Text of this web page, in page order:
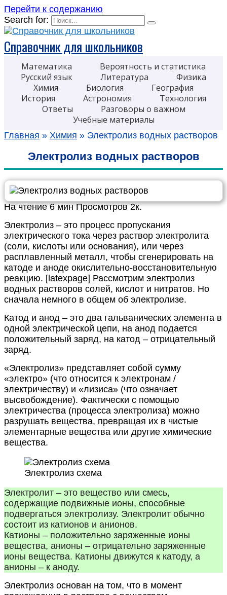
Перейти к содержанию
Search for:
Справочник для школьников
Математика
Вероятность и статистика
Русский язык
Литература
Физика
Химия
Биология
География
История
Астрономия
Технология
Ответы
Разговоры о важном
Учебные материалы
Главная » Химия » Электролиз водных растворов
Электролиз водных растворов
На чтение6 мин Просмотров 2к.
Электролиз – это процесс пропускания
электрического тока через раствор электролита
(соли, кислоты или основания), или через
расплавленный металл, чтобы сгенерировать на
катоде и аноде окислительно-восстановительную
реакцию. [latexpage] Рассмотрим электролиз
водных растворов солей, кислот и нитратов. Но
сначала немного в общем об электролизе.
Катод и анод – это два гальванических элемента в
одной электрической цепи, на анод подается
положительный заряд, на катод – отрицательный
заряд.
«Электролиз» представляет собой сумму
«электро» (что относится к электронам /
электричеству) и «лизиса» (что означает
высвобождение). Фактически с помощью
электричества (процесса электролиза) можно
разрушать вещества, превращая их в чистые
элементарные вещества или другие химические
вещества.
Электролиз схема
Электролит – это вещество или смесь,
содержащие подвижные ионы, способные
подвергаться электролизу. Электролит обычно
состоит из катионов и анионов.
Катионы – положительно заряженные ионы
вещества, анионы – отрицательно заряженные
ионы вещества. Катионы движутся к катоду, а
анионы – к аноду.
Электролиз основан на том, что в момент